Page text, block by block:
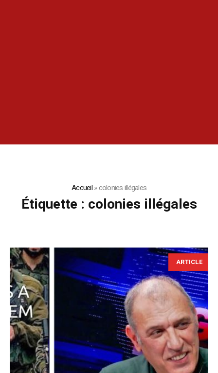
Accueil»colonies illégales
Étiquette : colonies illégales
ARTICLE